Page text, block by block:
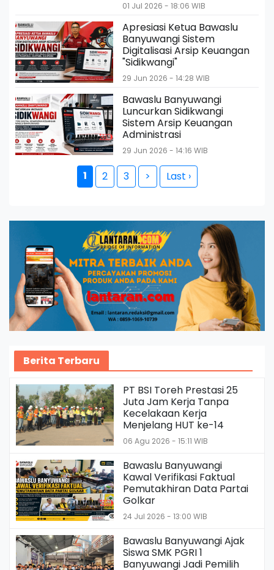
01 Jul 2026 - 18:06 WIB
Apresiasi Ketua Bawaslu
Banyuwangi Sistem
Digitalisasi Arsip Keuangan
"Sidikwangi"
29 Jun 2026 - 14:28 WIB
Bawaslu Banyuwangi
Luncurkan Sidikwangi
Sistem Arsip Keuangan
Administrasi
29 Jun 2026 - 14:16 WIB
1 2 3 > Last ›
Berita Terbaru
PT BSI Toreh Prestasi 25
Juta Jam Kerja Tanpa
Kecelakaan Kerja
Menjelang HUT ke-14
06 Agu 2026 - 15:11 WIB
Bawaslu Banyuwangi
Kawal Verifikasi Faktual
Pemutakhiran Data Partai
Golkar
24 Jul 2026 - 13:00 WIB
Bawaslu Banyuwangi Ajak
Siswa SMK PGRI 1
Banyuwangi Jadi Pemilih